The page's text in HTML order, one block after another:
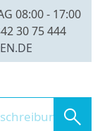
08:00 - 17:00
30 75 444
search